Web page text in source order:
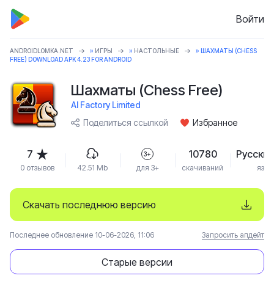
Войти
ANDROIDLOMKA.NET » ИГРЫ » НАСТОЛЬНЫЕ
» ШАХМАТЫ (CHESS
FREE) DOWNLOAD APK 4.23 FOR ANDROID
Шахматы (Chess Free)
AI Factory Limited
Поделиться ссылкой
Избранное
Скачать последнюю версию
Старые версии
Последнее обновление 10-06-2026, 11:06 Запросить апдейт
7
0 отзывов 42.51 Mb
3+
для 3+
10780
скачиваний
Русский
язык